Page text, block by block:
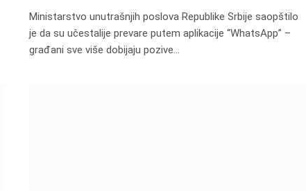
Ministarstvo unutrašnjih poslova Republike Srbije saopštilo
je da su učestalije prevare putem aplikacije “WhatsApp” –
građani sve više dobijaju pozive…